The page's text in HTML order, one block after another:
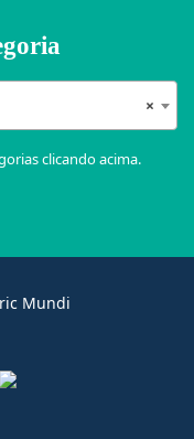
×
clicando acima.
Mundi